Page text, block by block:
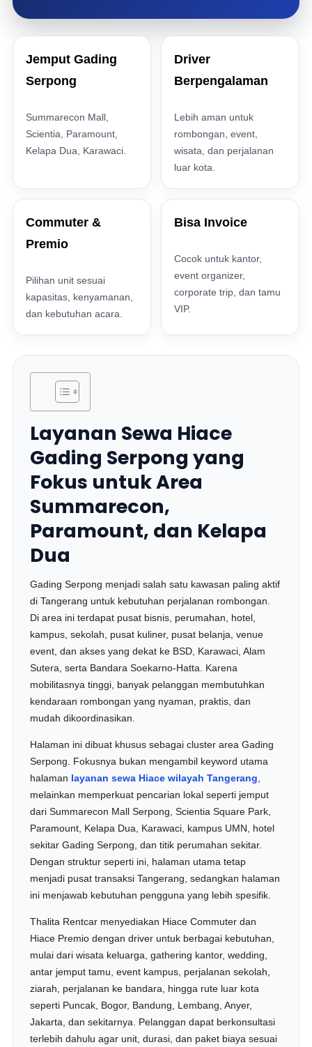
Jemput Gading
Serpong
Summarecon Mall,
Scientia, Paramount,
Kelapa Dua, Karawaci.
Driver
Berpengalaman
Lebih aman untuk
rombongan, event,
wisata, dan perjalanan
luar kota.
Commuter &
Premio
Pilihan unit sesuai
kapasitas, kenyamanan,
dan kebutuhan acara.
Bisa Invoice
Cocok untuk kantor,
event organizer,
corporate trip, dan tamu
VIP.
Layanan Sewa Hiace
Gading Serpong yang
Fokus untuk Area
Summarecon,
Paramount, dan Kelapa
Dua
Gading Serpong menjadi salah satu kawasan paling aktif
di Tangerang untuk kebutuhan perjalanan rombongan.
Di area ini terdapat pusat bisnis, perumahan, hotel,
kampus, sekolah, pusat kuliner, pusat belanja, venue
event, dan akses yang dekat ke BSD, Karawaci, Alam
Sutera, serta Bandara Soekarno-Hatta. Karena
mobilitasnya tinggi, banyak pelanggan membutuhkan
kendaraan rombongan yang nyaman, praktis, dan
mudah dikoordinasikan.
Halaman ini dibuat khusus sebagai cluster area Gading
Serpong. Fokusnya bukan mengambil keyword utama
halaman layanan sewa Hiace wilayah Tangerang
melainkan memperkuat pencarian lokal seperti jemput
dari Summarecon Mall Serpong, Scientia Square Park,
Paramount, Kelapa Dua, Karawaci, kampus UMN, hotel
sekitar Gading Serpong, dan titik perumahan sekitar.
Dengan struktur seperti ini, halaman utama tetap
menjadi pusat transaksi Tangerang, sedangkan halaman
ini menjawab kebutuhan pengguna yang lebih spesifik.
Thalita Rentcar menyediakan Hiace Commuter dan
Hiace Premio dengan driver untuk berbagai kebutuhan,
mulai dari wisata keluarga, gathering kantor, wedding,
antar jemput tamu, event kampus, perjalanan sekolah,
ziarah, perjalanan ke bandara, hingga rute luar kota
seperti Puncak, Bogor, Bandung, Lembang, Anyer,
Jakarta, dan sekitarnya. Pelanggan dapat berkonsultasi
terlebih dahulu agar unit, durasi, dan paket biaya sesuai